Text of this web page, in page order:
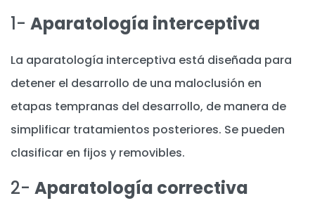
1- Aparatología interceptiva
La aparatología interceptiva está diseñada para
detener el desarrollo de una maloclusión en
etapas tempranas del desarrollo, de manera de
simplificar tratamientos posteriores. Se pueden
clasificar en fijos y removibles.
2- Aparatología correctiva